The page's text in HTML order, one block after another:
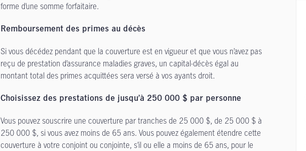
forme d’une somme forfaitaire.
Remboursement des primes au décès
Si vous décédez pendant que la couverture est en vigueur et que vous n’avez pas
reçu de prestation d’assurance maladies graves, un capital-décès égal au
montant total des primes acquittées sera versé à vos ayants droit.
Choisissez des prestations de jusqu’à 250 000 $ par personne
Vous pouvez souscrire une couverture par tranches de 25 000 $, de 25 000 $ à
250 000 $, si vous avez moins de 65 ans. Vous pouvez également étendre cette
couverture à votre conjoint ou conjointe, s’il ou elle a moins de 65 ans, pour le